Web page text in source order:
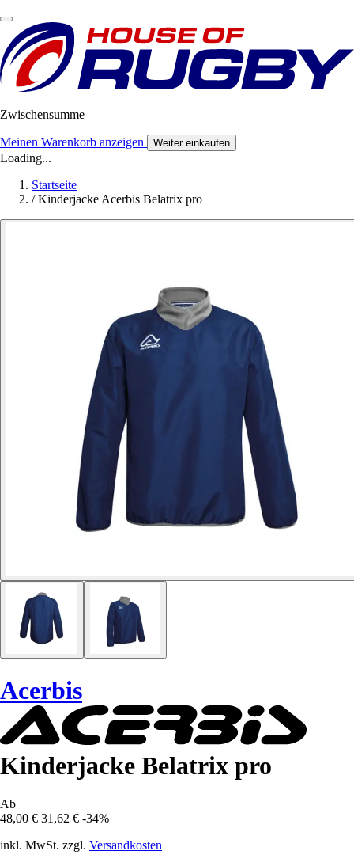
Zwischensumme
Meinen Warenkorb anzeigen Weiter einkaufen
Loading...
Startseite
/ Kinderjacke Acerbis Belatrix pro
Acerbis
Kinderjacke Belatrix pro
Ab
48,00 € 31,62 € -34%
inkl. MwSt. zzgl. Versandkosten